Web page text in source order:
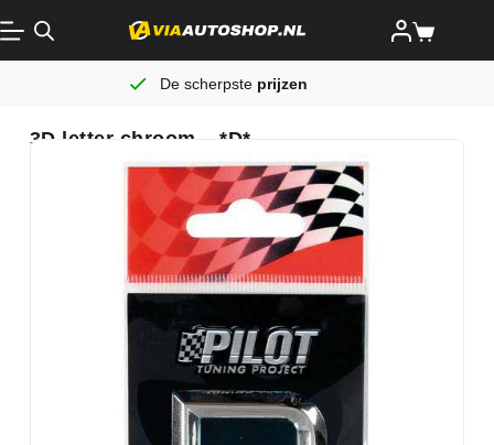
De scherpste prijzen
3D letter chroom – *D*